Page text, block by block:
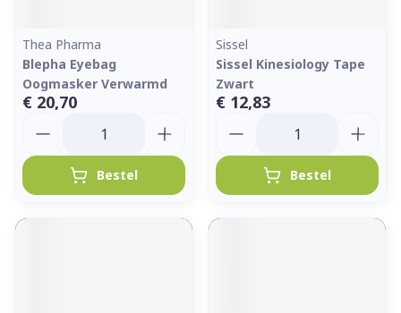
Thea Pharma
Blepha Eyebag
Oogmasker Verwarmd
€ 20,70
Bestel
Sissel
Sissel Kinesiology Tape
Zwart
€ 12,83
Bestel